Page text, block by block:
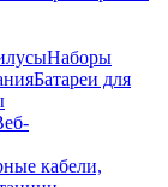
Наборы
Батареи для
кабели,